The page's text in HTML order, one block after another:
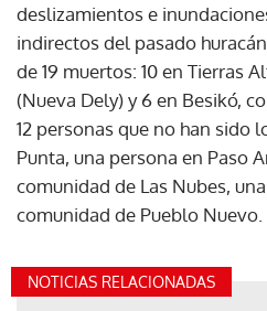
deslizamientos e
indirectos del pasado
de 19 muertos: 10 en Tierras
(Nueva Dely) y 6 en Besikó,
12 personas que no han sido
Punta, una persona en Paso
comunidad de Las Nubes,
comunidad de Pueblo Nuevo.
NOTICIAS RELACIONADAS